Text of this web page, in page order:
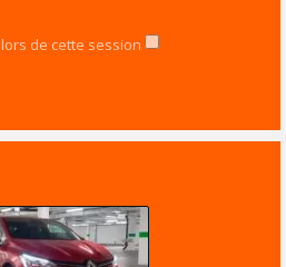
de cette session